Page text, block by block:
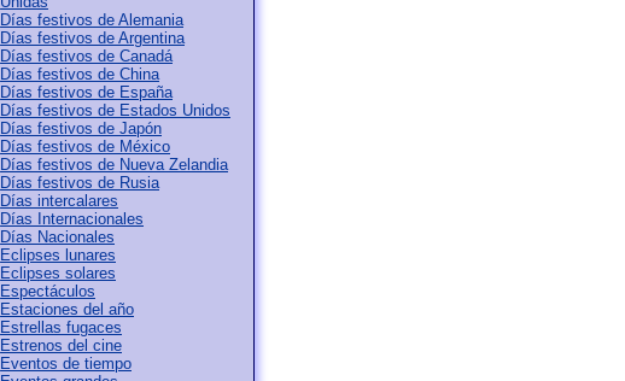
Días festivos de Alemania
Días festivos de Argentina
Días festivos de Canadá
Días festivos de China
Días festivos de España
Días festivos de Estados Unidos
Días festivos de Japón
Días festivos de México
Días festivos de Nueva Zelandia
Días festivos de Rusia
Días intercalares
Días Internacionales
Días Nacionales
Eclipses lunares
Eclipses solares
Espectáculos
Estaciones del año
Estrellas fugaces
Estrenos del cine
Eventos de tiempo